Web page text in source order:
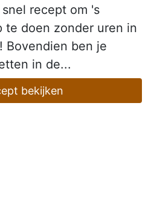
recept om 's
te doen zonder uren in
Bovendien ben je
in de...
bekijken